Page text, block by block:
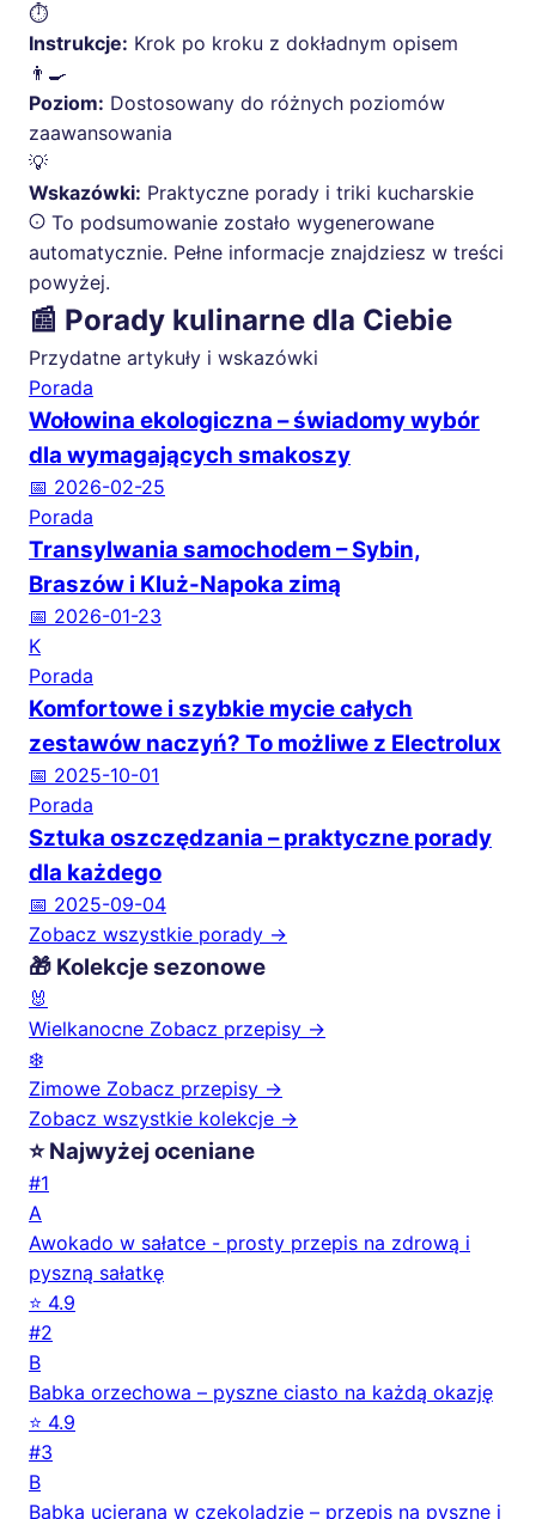
⏱️
Instrukcje: Krok po kroku z dokładnym opisem
👨‍🍳
Poziom: Dostosowany do różnych poziomów
zaawansowania
💡
Wskazówki: Praktyczne porady i triki kucharskie
To podsumowanie zostało wygenerowane
automatycznie. Pełne informacje znajdziesz w treści
powyżej.
📰 Porady kulinarne dla Ciebie
Przydatne artykuły i wskazówki
Porada
Wołowina ekologiczna – świadomy wybór
dla wymagających smakoszy
📅 2026-02-25
Porada
Transylwania samochodem – Sybin,
Braszów i Kluż-Napoka zimą
📅 2026-01-23
K
Porada
Komfortowe i szybkie mycie całych
zestawów naczyń? To możliwe z Electrolux
📅 2025-10-01
Porada
Sztuka oszczędzania – praktyczne porady
dla każdego
📅 2025-09-04
Zobacz wszystkie porady →
🎁 Kolekcje sezonowe
🐰
Wielkanocne Zobacz przepisy →
❄️
Zimowe Zobacz przepisy →
Zobacz wszystkie kolekcje →
⭐ Najwyżej oceniane
#1
A
Awokado w sałatce - prosty przepis na zdrową i
pyszną sałatkę
⭐ 4.9
#2
B
Babka orzechowa – pyszne ciasto na każdą okazję
⭐ 4.9
#3
B
Babka ucierana w czekoladzie – przepis na pyszne i